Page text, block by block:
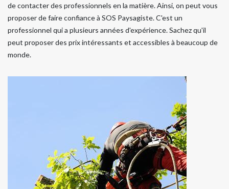
de contacter des professionnels en la matière. Ainsi, on peut vous
proposer de faire confiance à SOS Paysagiste. C'est un
professionnel qui a plusieurs années d'expérience. Sachez qu'il
peut proposer des prix intéressants et accessibles à beaucoup de
monde.